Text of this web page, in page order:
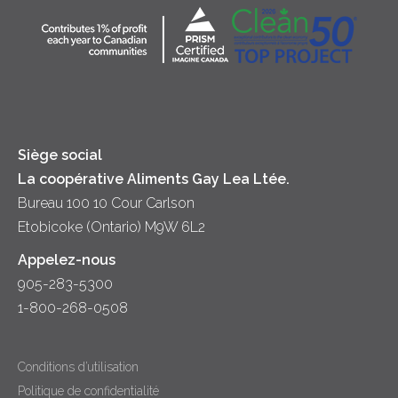
Soupes
Crème sure
Principes coopératifs
Location
Siège social
La coopérative Aliments Gay Lea Ltée.
Bureau 100 10 Cour Carlson
Etobicoke (Ontario) M9W 6L2
Appelez-nous
905-283-5300
1-800-268-0508
Conditions d’utilisation
Politique de confidentialité